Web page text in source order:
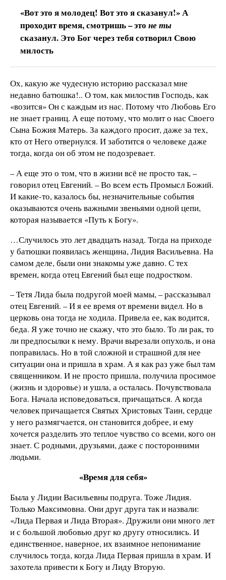
«Вот это я молодец! Вот это я сказанул!» А
проходит время, смотришь – это не ты
сказанул. Это Бог через тебя сотворил Свою
милость
Ох, какую же чудесную историю рассказал мне
недавно батюшка!.. О том, как милостив Господь, как
«возится» Он с каждым из нас. Потому что Любовь Его
не знает границ. А еще потому, что молит о нас Своего
Сына Божия Матерь. За каждого просит, даже за тех,
кто от Него отвернулся. И заботится о человеке даже
тогда, когда он об этом не подозревает.
– А еще это о том, что в жизни всё не просто так, –
говорил отец Евгений. – Во всем есть Промысл Божий.
И какие-то, казалось бы, незначительные события
оказываются очень важными звеньями одной цепи,
которая называется «Путь к Богу».
…Случилось это лет двадцать назад. Тогда на приходе
у батюшки появилась женщина, Лидия Васильевна. На
самом деле, были они знакомы уже давно. С тех
времен, когда отец Евгений был еще подростком.
– Тетя Лида была подругой моей мамы, – рассказывал
отец Евгений. – И я ее время от времени видел. Но в
церковь она тогда не ходила. Привела ее, как водится,
беда. Я уже точно не скажу, что это было. То ли рак, то
ли предпосылки к нему. Врачи вырезали опухоль, и она
поправилась. Но в той сложной и страшной для нее
ситуации она и пришла в храм. А я как раз уже был там
священником. И не просто пришла, получила просимое
(жизнь и здоровье) и ушла, а осталась. Почувствовала
Бога. Начала исповедоваться, причащаться. А когда
человек причащается Святых Христовых Таин, сердце
у него размягчается, он становится добрее, и ему
хочется разделить это теплое чувство со всеми, кого он
знает. С родными, друзьями, даже с посторонними
людьми.
«Время для себя»
Была у Лидии Васильевны подруга. Тоже Лидия.
Только Максимовна. Они друг друга так и назвали:
«Лида Первая и Лида Вторая». Дружили они много лет
и с большой любовью друг ко другу относились. И
единственное, наверное, их взаимное непонимание
случилось тогда, когда Лида Первая пришла в храм. И
захотела привести к Богу и Лиду Вторую.